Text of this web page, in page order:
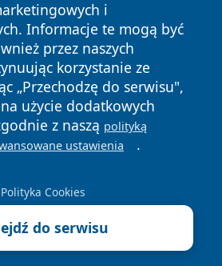
i
Informacje te mogą być
przez naszych
korzystanie ze
„Przechodzę do serwisu",
użycie dodatkowych
z naszą polityką
ustawienia .
Polityka Cookies
do serwisu
Wszystkie prawa zastrzeżone.
Polityka
Cookies